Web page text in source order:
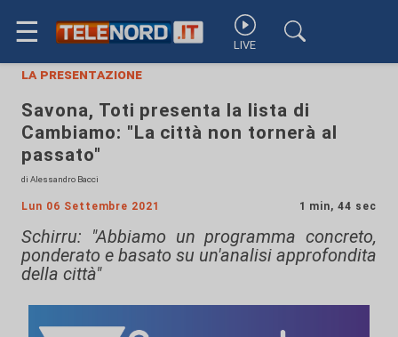
☰ LIVE
la presentazione
Savona, Toti presenta la lista di
Cambiamo: "La città non tornerà al
passato"
di Alessandro Bacci
Lun 06 Settembre 2021 1 min, 44 sec
Schirru: "Abbiamo un programma concreto,
ponderato e basato su un'analisi approfondita
della città"